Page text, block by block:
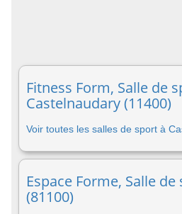
Fitness Form, Salle de
Castelnaudary (11400)
Voir toutes les salles de sport à
Espace Forme, Salle
(81100)